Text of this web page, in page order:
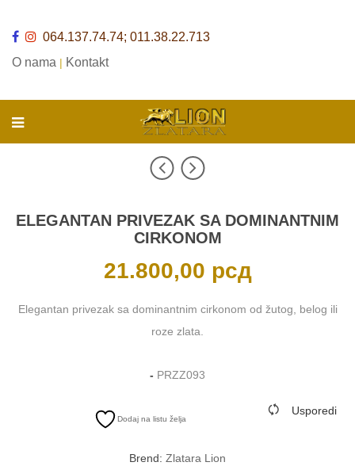
064.137.74.74; 011.38.22.713
O nama | Kontakt
ELEGANTAN PRIVEZAK SA DOMINANTNIM
CIRKONOM
21.800,00 рсд
Elegantan privezak sa dominantnim cirkonom od žutog, belog ili
roze zlata.
- PRZZ093
Dodaj na listu želja
Usporedi
Brend: Zlatara Lion